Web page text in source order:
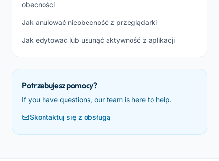
obecności
Jak anulować nieobecność z przeglądarki
Jak edytować lub usunąć aktywność z aplikacji
Potrzebujesz pomocy?
If you have questions, our team is here to help.
Skontaktuj się z obsługą